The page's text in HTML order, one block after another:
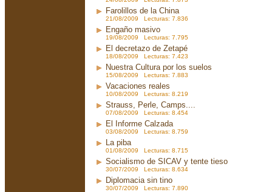
Farolillos de la China
21/08/2009 Lecturas: 7.836
Engaño masivo
19/08/2009 Lecturas: 7.795
El decretazo de Zetapé
18/08/2009 Lecturas: 7.423
Nuestra Cultura por los suelos
15/08/2009 Lecturas: 7.883
Vacaciones reales
10/08/2009 Lecturas: 8.219
Strauss, Perle, Camps....
07/08/2009 Lecturas: 8.454
El Informe Calzada
03/08/2009 Lecturas: 8.759
La piba
01/08/2009 Lecturas: 8.715
Socialismo de SICAV y tente tieso
30/07/2009 Lecturas: 8.634
Diplomacia sin tino
30/07/2009 Lecturas: 7.890